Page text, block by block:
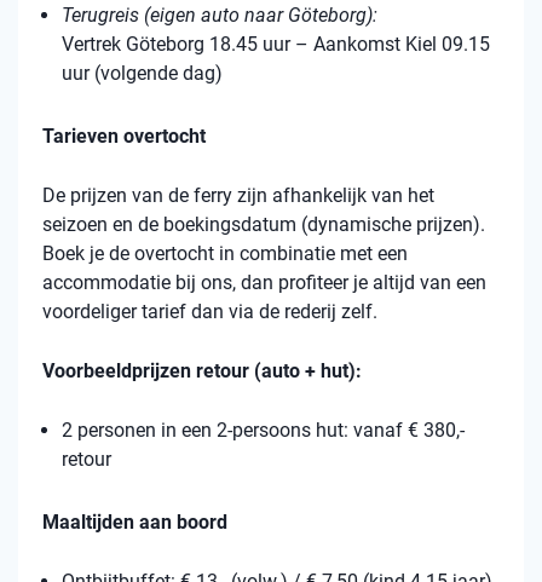
Terugreis (eigen auto naar Göteborg):
Vertrek Göteborg 18.45 uur – Aankomst Kiel 09.15
uur (volgende dag)
Tarieven overtocht
De prijzen van de ferry zijn afhankelijk van het
seizoen en de boekingsdatum (dynamische prijzen).
Boek je de overtocht in combinatie met een
accommodatie bij ons, dan profiteer je altijd van een
voordeliger tarief dan via de rederij zelf.
Voorbeeldprijzen retour (auto + hut):
2 personen in een 2-persoons hut: vanaf € 380,-
retour
Maaltijden aan boord